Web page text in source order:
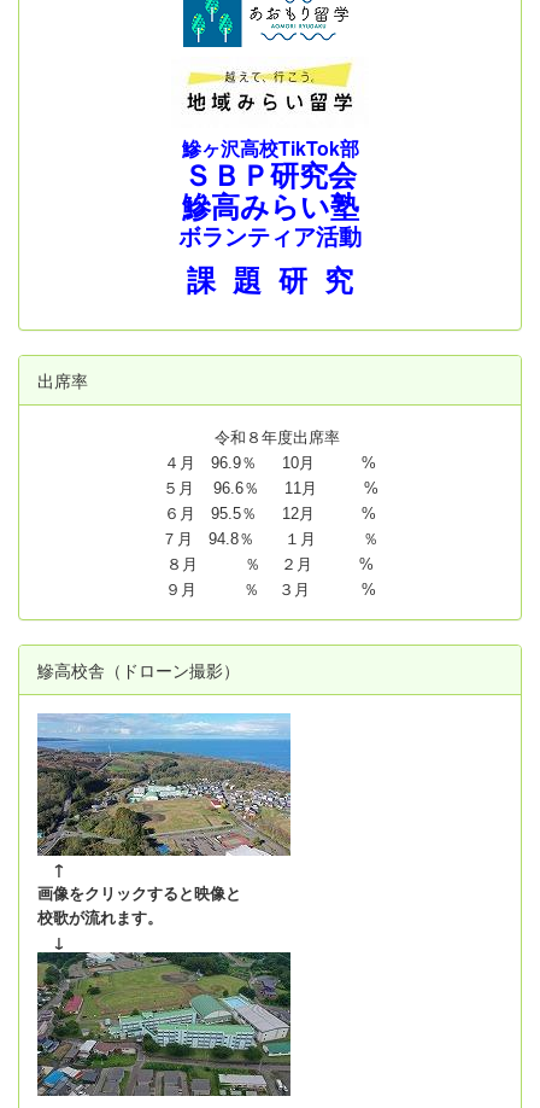
鰺ヶ沢高校TikTok部
ＳＢＰ研究会
鰺高みらい塾
ボランティア活動
課 題 研 究
出席率
令和８年度出席率
４月 96.9％ 10月 %
５月 96.6％ 11月 %
６月 95.5％ 12月 %
７月 94.8％ １月 ％
８月 ％ ２月 %
９月 ％ ３月 %
鰺高校舎（ドローン撮影）
↑
画像をクリックすると映像と
校歌が流れます。
↓